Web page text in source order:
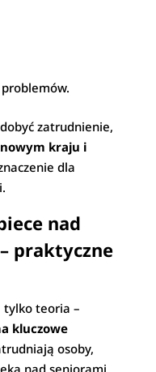
zatrudnienie,
kraju i
dla
nad
praktyczne
tylko teoria –
kluczowe
osoby,
nad seniorami,